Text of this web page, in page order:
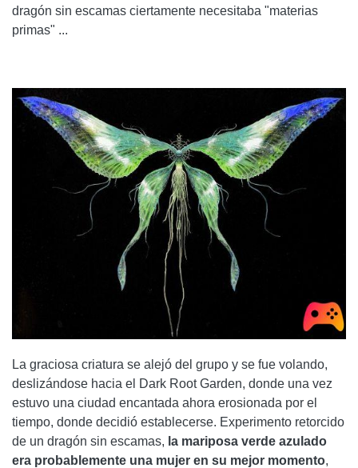
dragón sin escamas ciertamente necesitaba "materias
primas" ...
La graciosa criatura se alejó del grupo y se fue volando,
deslizándose hacia el Dark Root Garden, donde una vez
estuvo una ciudad encantada ahora erosionada por el
tiempo, donde decidió establecerse. Experimento retorcido
de un dragón sin escamas, la mariposa verde azulado
era probablemente una mujer en su mejor momento,